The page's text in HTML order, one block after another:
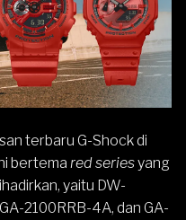
terbaru G-Shockdi
bertema red seriesyang
yaitu DW-
GA-2100RRB-4A, dan GA-